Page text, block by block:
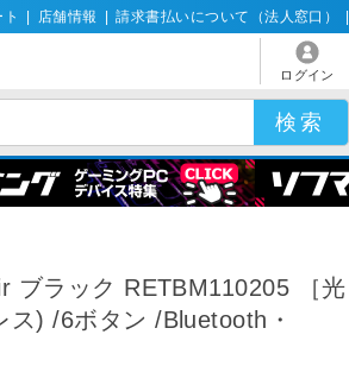
店舗情報 請求書払いについて（法人窓口）
ログイン
ブラック RETBM110205 ［光
) /6ボタン /Bluetooth・